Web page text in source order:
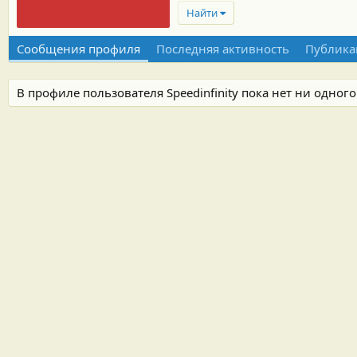
Найти
Сообщения профиля Последняя активность
В профиле пользователя Speedinfinity пока нет ни